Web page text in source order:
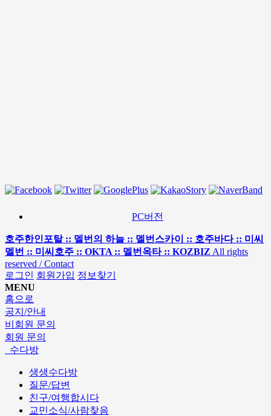
PC버전
호주한인포탈 :: 멜번의 하늘 :: 멜번스카이 :: 호주바다 :: 미씨
멜번 :: 미씨호주 :: OKTA :: 멜번옥타 :: KOZBIZ All rights
reserved / Contact
로그인 회원가입 정보찾기
MENU
홈으로
공지/안내
비회원 문의
회원 문의
수다방
생생수다방
질문/답변
친구/여행합시다
교민소식/사람찾음